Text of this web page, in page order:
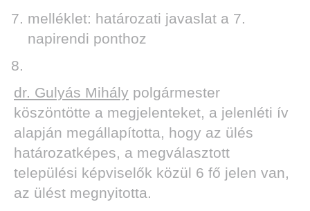
melléklet: határozati javaslat a 7.
napirendi ponthoz
dr. Gulyás Mihály polgármester
köszöntötte a megjelenteket, a jelenléti ív
alapján megállapította, hogy az ülés
határozatképes, a megválasztott
települési képviselők közül 6 fő jelen van,
az ülést megnyitotta.